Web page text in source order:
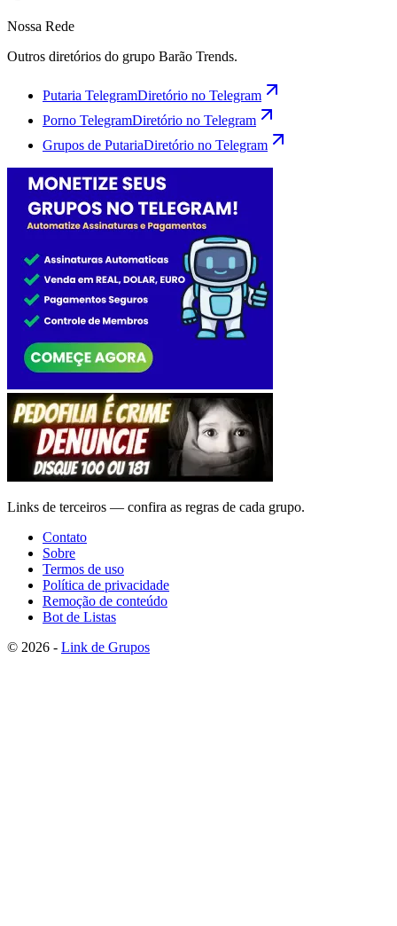
Nossa Rede
Outros diretórios do grupo Barão Trends.
Putaria TelegramDiretório no Telegram
Porno TelegramDiretório no Telegram
Grupos de PutariaDiretório no Telegram
Links de terceiros — confira as regras de cada grupo.
Contato
Sobre
Termos de uso
Política de privacidade
Remoção de conteúdo
Bot de Listas
© 2026 - Link de Grupos